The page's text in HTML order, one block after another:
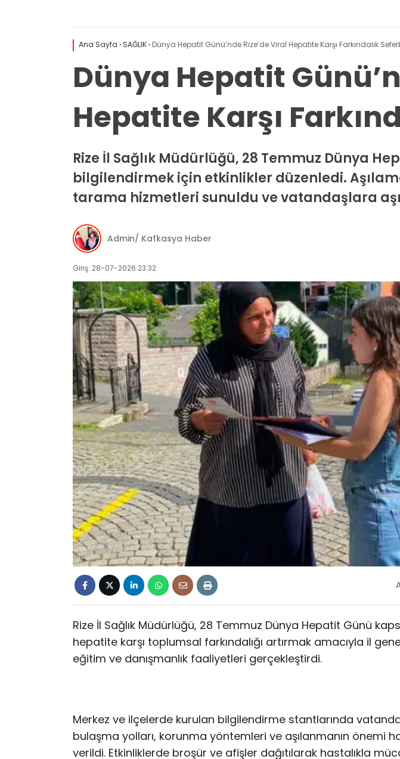
Ana Sayfa › SAĞLIK› Dünya Hepatit Günü’nde Rize’de Viral Hepatite Karşı Farkındalık
Dünya Hepatit
Hepatite Karşı
Rize İl Sağlık Müdürlüğü, 28 Temmuz Dünya
bilgilendirmek için etkinlikler düzenledi.
tarama hizmetleri sunuldu ve vatandaşlara aşı
Admin/ Kafkasya Haber
Giriş: 28-07-2026 23:32
Rize İl Sağlık Müdürlüğü, 28 Temmuz Dünya Hepatit Günü
hepatite karşı toplumsal farkındalığı artırmak amacıyla il
eğitim ve danışmanlık faaliyetleri gerçekleştirdi.
Merkez ve ilçelerde kurulan bilgilendirme stantlarında
bulaşma yolları, korunma yöntemleri ve aşılanmanın önemi
verildi. Etkinliklerde broşür ve afişler dağıtılarak hastalıkla